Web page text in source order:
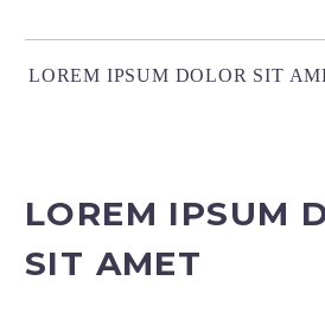
LOREM IPSUM DOLOR SIT
LOREM IPSUM
SIT AMET